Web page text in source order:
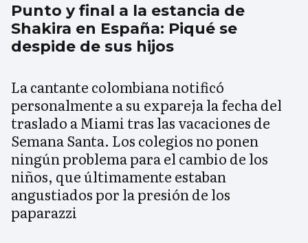
Punto y final a la estancia de
Shakira en España: Piqué se
despide de sus hijos
La cantante colombiana notificó
personalmente a su expareja la fecha del
traslado a Miami tras las vacaciones de
Semana Santa. Los colegios no ponen
ningún problema para el cambio de los
niños, que últimamente estaban
angustiados por la presión de los
paparazzi